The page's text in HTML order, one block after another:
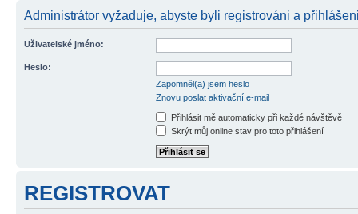
Administrátor vyžaduje, abyste byli registrováni a
Uživatelské jméno:
Heslo:
Zapomněl(a) jsem heslo
Znovu poslat aktivační e-mail
Přihlásit mě automaticky při každé návštěvě
Skrýt můj online stav pro toto přihlášení
REGISTROVAT